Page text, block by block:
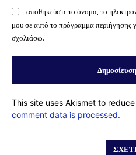
αποθηκεύστε το όνομα, το
μου σε αυτό το πρόγραμμα περιήγησης
σχολιάσω.
This site uses Akismet to
comment data is processed.